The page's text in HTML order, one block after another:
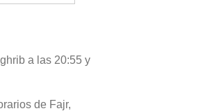
a las 20:55 y
de Fajr,